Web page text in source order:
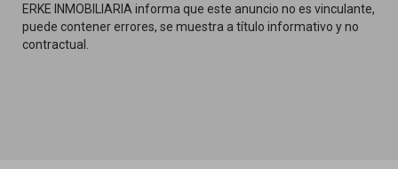
ERKE INMOBILIARIA informa que este anuncio no es vinculante,
puede contener errores, se muestra a título informativo y no
contractual.